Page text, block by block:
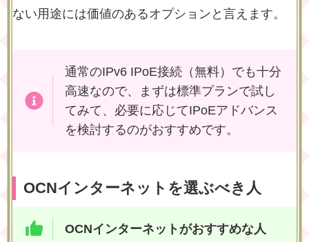
ない用途には価値のあるオプションと言えます。
通常のIPv6 IPoE接続（無料）でも十分
高速なので、まずは標準プランで試し
てみて、必要に応じてIPoEアドバンス
を検討するのがおすすめです。
OCNインターネットを選ぶべき人
OCNインターネットがおすすめな人